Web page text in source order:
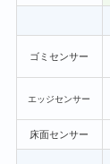
ゴミセンサー
エッジセンサー
床面センサー